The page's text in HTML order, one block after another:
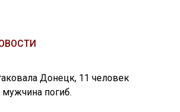
Донецк, 11 человек
мужчина погиб.